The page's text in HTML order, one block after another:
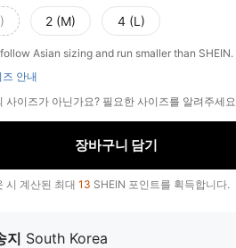
2 (M) 4 (L)
Asian sizing and run smaller than SHEIN.
안내
사이즈가 아닌가요? 필요한 사이즈를 알려주세요
장바구니 담기
시 계산된 최대 13 SHEIN 포인트를 획득합니다.
지 South Korea